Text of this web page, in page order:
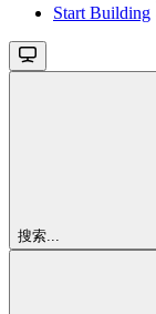
Start Building
搜索...